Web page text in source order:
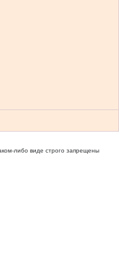
либо виде строго запрещены